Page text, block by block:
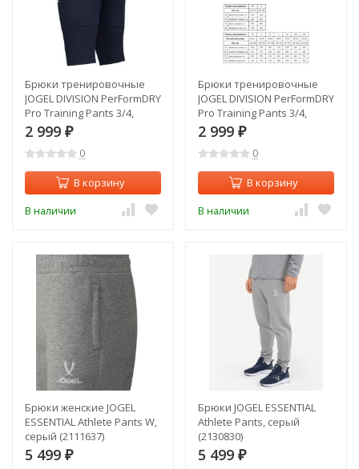
Брюки тренировочные
JOGEL DIVISION PerFormDRY
Pro Training Pants 3/4,
темно-синий (2105770)
2 999 ₽
0
В корзину
В наличии
Брюки тренировочные
JOGEL DIVISION PerFormDRY
Pro Training Pants 3/4,
черный (2105625)
2 999 ₽
0
В корзину
В наличии
Брюки женские JOGEL
ESSENTIAL Athlete Pants W,
серый (2111637)
5 499 ₽
Брюки JOGEL ESSENTIAL
Athlete Pants, серый
(2130830)
5 499 ₽